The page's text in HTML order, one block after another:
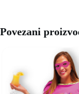
Povezani